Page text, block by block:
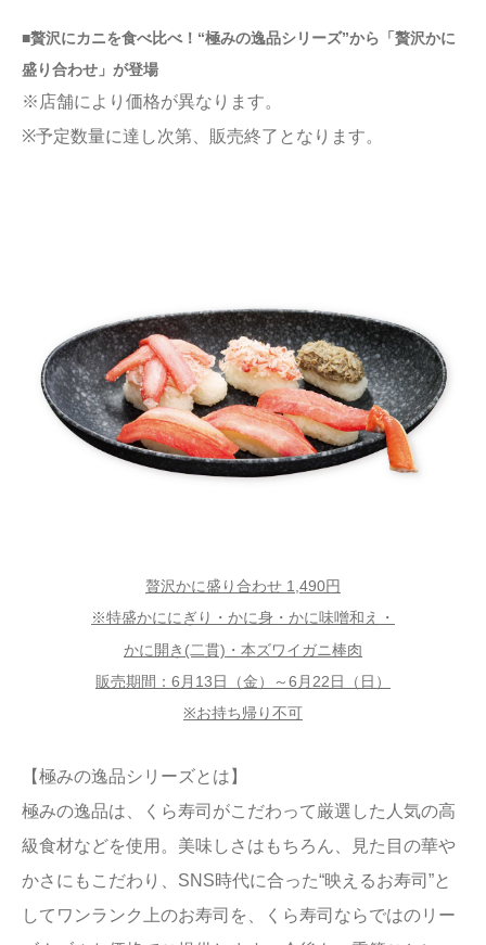
■贅沢にカニを食べ比べ！“極みの逸品シリーズ”から「贅沢かに
盛り合わせ」が登場
※店舗により価格が異なります。
※予定数量に達し次第、販売終了となります。
贅沢かに盛り合わせ 1,490円
※特盛かににぎり・かに身・かに味噌和え・
かに開き(二貫)・本ズワイガニ棒肉
販売期間：6月13日（金）～6月22日（日）
※お持ち帰り不可
【極みの逸品シリーズとは】
極みの逸品は、くら寿司がこだわって厳選した人気の高
級食材などを使用。美味しさはもちろん、見た目の華や
かさにもこだわり、SNS時代に合った“映えるお寿司”と
してワンランク上のお寿司を、くら寿司ならではのリー